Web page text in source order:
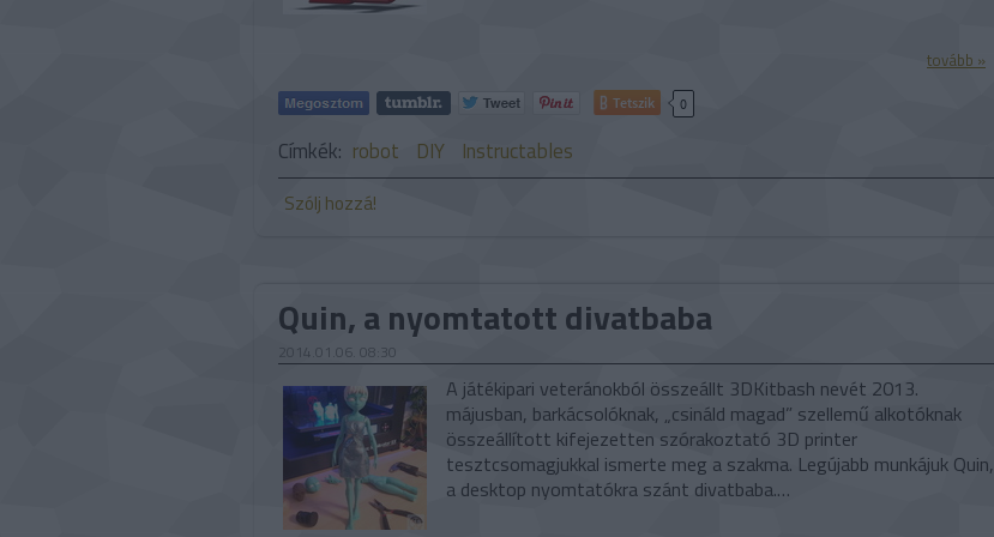
tovább »
Tetszik 0
Címkék: robot DIY Instructables
Szólj hozzá!
Quin, a nyomtatott divatbaba
2014.01.06. 08:30
A játékipari veteránokból összeállt 3DKitbash nevét 2013.
májusban, barkácsolóknak, „csináld magad” szellemű alkotóknak
összeállított kifejezetten szórakoztató 3D printer
tesztcsomagjukkal ismerte meg a szakma. Legújabb munkájuk Quin,
a desktop nyomtatókra szánt divatbaba.…